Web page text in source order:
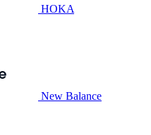
HOKA
New Balance